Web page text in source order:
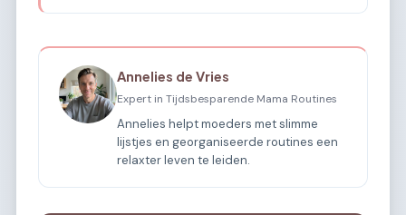
Annelies de Vries
Expert in Tijdsbesparende Mama Routines
Annelies helpt moeders met slimme
lijstjes en georganiseerde routines een
relaxter leven te leiden.